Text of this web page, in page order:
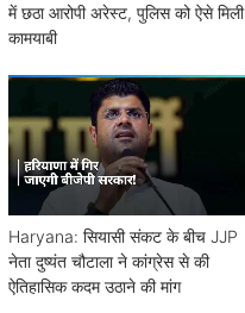
में छठा आरोपी अरेस्ट, पुलिस को ऐसे मिली
कामयाबी
Haryana: सियासी संकट के बीच JJP
नेता दुष्यंत चौटाला ने कांग्रेस से की
ऐतिहासिक कदम उठाने की मांग